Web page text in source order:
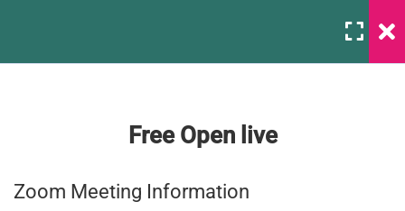
BlackRock Congela Saques
Free Open live
Zoom Meeting Information